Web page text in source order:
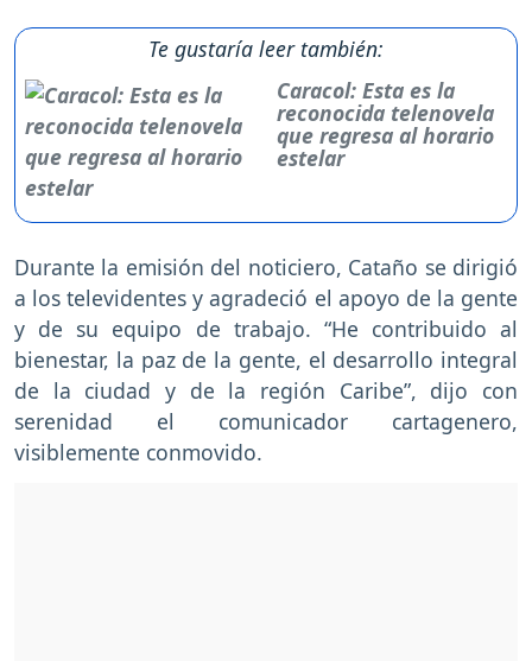
Te gustaría leer también:
Caracol: Esta es la
reconocida telenovela
que regresa al horario
estelar
Durante la emisión del noticiero, Cataño se dirigió
a los televidentes y agradeció el apoyo de la gente
y de su equipo de trabajo. “He contribuido al
bienestar, la paz de la gente, el desarrollo integral
de la ciudad y de la región Caribe”, dijo con
serenidad el comunicador cartagenero,
visiblemente conmovido.